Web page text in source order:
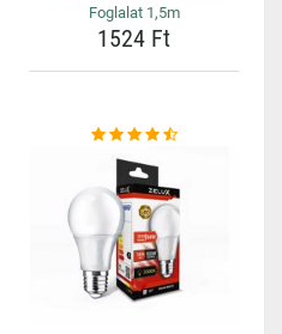
Foglalat 1,5m
1524 Ft